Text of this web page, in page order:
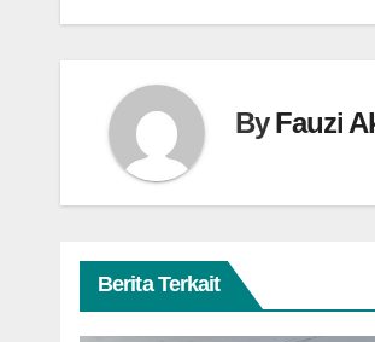
ByFauzi
Berita Terkait